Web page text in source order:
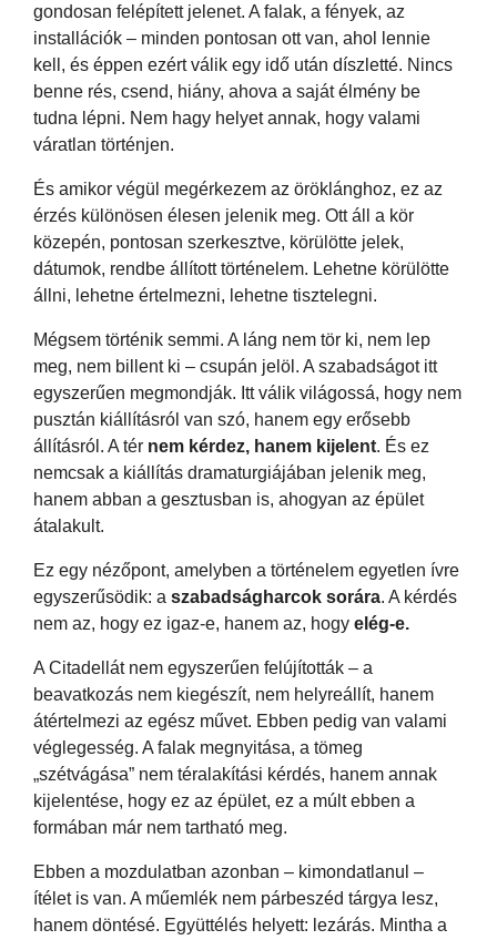
gondosan felépített jelenet. A falak, a fények, az
installációk – minden pontosan ott van, ahol lennie
kell, és éppen ezért válik egy idő után díszletté. Nincs
benne rés, csend, hiány, ahova a saját élmény be
tudna lépni. Nem hagy helyet annak, hogy valami
váratlan történjen.
És amikor végül megérkezem az öröklánghoz, ez az
érzés különösen élesen jelenik meg. Ott áll a kör
közepén, pontosan szerkesztve, körülötte jelek,
dátumok, rendbe állított történelem. Lehetne körülötte
állni, lehetne értelmezni, lehetne tisztelegni.
Mégsem történik semmi. A láng nem tör ki, nem lep
meg, nem billent ki – csupán jelöl. A szabadságot itt
egyszerűen megmondják. Itt válik világossá, hogy nem
pusztán kiállításról van szó, hanem egy erősebb
állításról. A tér nem kérdez, hanem kijelent. És ez
nemcsak a kiállítás dramaturgiájában jelenik meg,
hanem abban a gesztusban is, ahogyan az épület
átalakult.
Ez egy nézőpont, amelyben a történelem egyetlen ívre
egyszerűsödik: a szabadságharcok sorára. A kérdés
nem az, hogy ez igaz-e, hanem az, hogy elég-e.
A Citadellát nem egyszerűen felújították – a
beavatkozás nem kiegészít, nem helyreállít, hanem
átértelmezi az egész művet. Ebben pedig van valami
véglegesség. A falak megnyitása, a tömeg
„szétvágása” nem téralakítási kérdés, hanem annak
kijelentése, hogy ez az épület, ez a múlt ebben a
formában már nem tartható meg.
Ebben a mozdulatban azonban – kimondatlanul –
ítélet is van. A műemlék nem párbeszéd tárgya lesz,
hanem döntésé. Együttélés helyett: lezárás. Mintha a